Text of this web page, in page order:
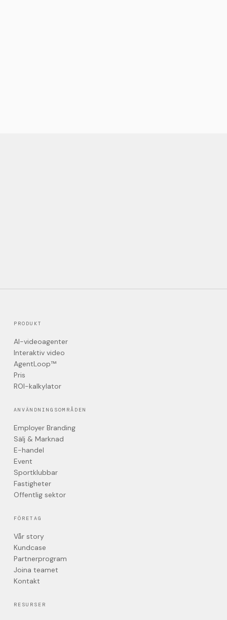
PRODUKT
AI-videoagenter
Interaktiv video
AgentLoop™
Pris
ROI-kalkylator
ANVÄNDNINGSOMRÅDEN
Employer Branding
Sälj & Marknad
E-handel
Event
Sportklubbar
Fastigheter
Offentlig sektor
FÖRETAG
Vår story
Kundcase
Partnerprogram
Joina teamet
Kontakt
RESURSER